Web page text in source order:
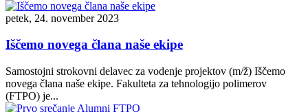
petek, 24. november 2023
Iščemo novega člana naše ekipe
Samostojni strokovni delavec za vodenje projektov (m/ž) Iščemo
novega člana naše ekipe. Fakulteta za tehnologijo polimerov
(FTPO) je...